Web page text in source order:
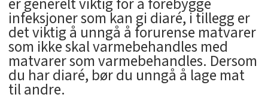
infeksjoner som kan gi diaré, i tillegg er
det viktig å unngå å forurense matvarer
som ikke skal varmebehandles med
matvarer som varmebehandles. Dersom
du har diaré, bør du unngå å lage mat
til andre.